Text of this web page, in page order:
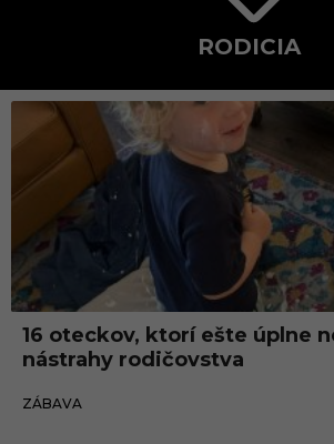
RODICIA
i
a16 oteckov, ktorí ešte úplne
nástrahy rodičovstva
ZÁBAVA